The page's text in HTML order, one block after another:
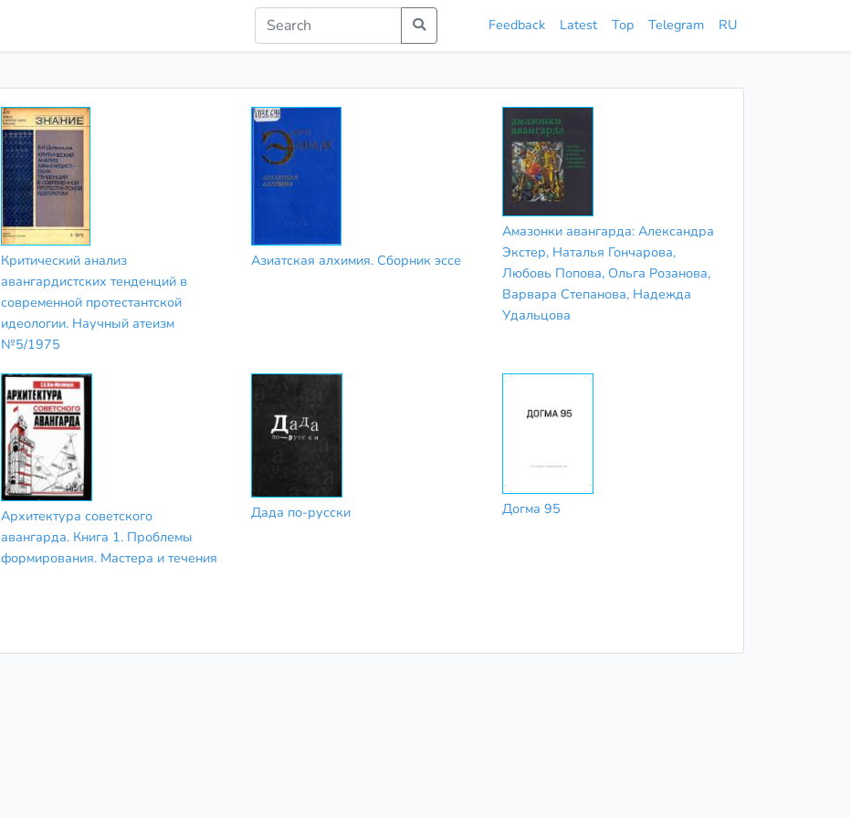
Feedback Latest Top Telegram RU
Критический анализ
авангардистских тенденций в
современной протестантской
идеологии. Научный атеизм
№5/1975
Азиатская алхимия. Сборник эссе
Амазонки авангарда: Александра
Экстер, Наталья Гончарова,
Любовь Попова, Ольга Розанова,
Варвара Степанова, Надежда
Удальцова
Архитектура советского
авангарда. Книга 1. Проблемы
формирования. Мастера и течения
Дада по-русски Догма 95